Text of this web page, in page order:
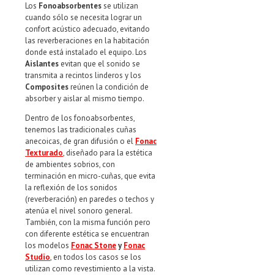
Los Fonoabsorbentesse utilizan
cuando sólo se necesita lograr un
confort acústico adecuado, evitando
las reverberaciones en la habitación
donde está instalado el equipo. Los
Aislantes evitan que el sonido se
transmita a recintos linderos y los
Compositesreúnen la condición de
absorber y aislar al mismo tiempo.
Dentro de los fonoabsorbentes,
tenemos las tradicionales cuñas
anecoicas, de gran difusión o el Fonac
Texturado, diseñado para la estética
de ambientes sobrios, con
terminación en micro-cuñas, que evita
la reflexión de los sonidos
(reverberación) en paredes o techos y
atenúa el nivel sonoro general.
También, con la misma función pero
con diferente estética se encuentran
los modelos Fonac StoneyFonac
Studio, en todos los casos se los
utilizan como revestimiento a la vista.